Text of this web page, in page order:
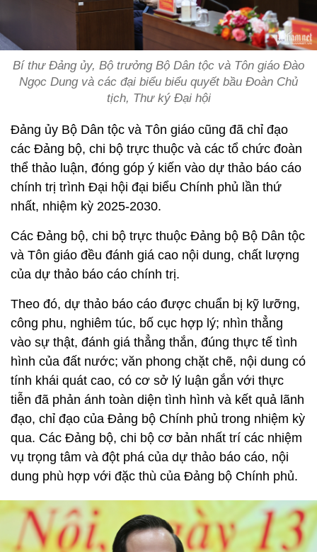
Bí thư Đảng ủy, Bộ trưởng Bộ Dân tộc và Tôn giáo Đào
Ngọc Dung và các đại biểu biểu quyết bầu Đoàn Chủ
tịch, Thư ký Đại hội
Đảng ủy Bộ Dân tộc và Tôn giáo cũng đã chỉ đạo
các Đảng bộ, chi bộ trực thuộc và các tổ chức đoàn
thể thảo luận, đóng góp ý kiến vào dự thảo báo cáo
chính trị trình Đại hội đại biểu Chính phủ lần thứ
nhất, nhiệm kỳ 2025-2030.
Các Đảng bộ, chi bộ trực thuộc Đảng bộ Bộ Dân tộc
và Tôn giáo đều đánh giá cao nội dung, chất lượng
của dự thảo báo cáo chính trị.
Theo đó, dự thảo báo cáo được chuẩn bị kỹ lưỡng,
công phu, nghiêm túc, bố cục hợp lý; nhìn thẳng
vào sự thật, đánh giá thẳng thắn, đúng thực tế tình
hình của đất nước; văn phong chặt chẽ, nội dung có
tính khái quát cao, có cơ sở lý luận gắn với thực
tiễn đã phản ánh toàn diện tình hình và kết quả lãnh
đạo, chỉ đạo của Đảng bộ Chính phủ trong nhiệm kỳ
qua. Các Đảng bộ, chi bộ cơ bản nhất trí các nhiệm
vụ trọng tâm và đột phá của dự thảo báo cáo, nội
dung phù hợp với đặc thù của Đảng bộ Chính phủ.